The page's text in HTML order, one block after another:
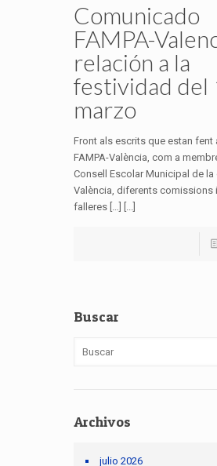
Comunicado
FAMPA-
relación a la
festividad del
marzo
Front als escrits que estan fent
FAMPA-València, com a
Consell Escolar Municipal de la
València, diferents comissions
falleres […] [...]
Buscar
Archivos
julio 2026